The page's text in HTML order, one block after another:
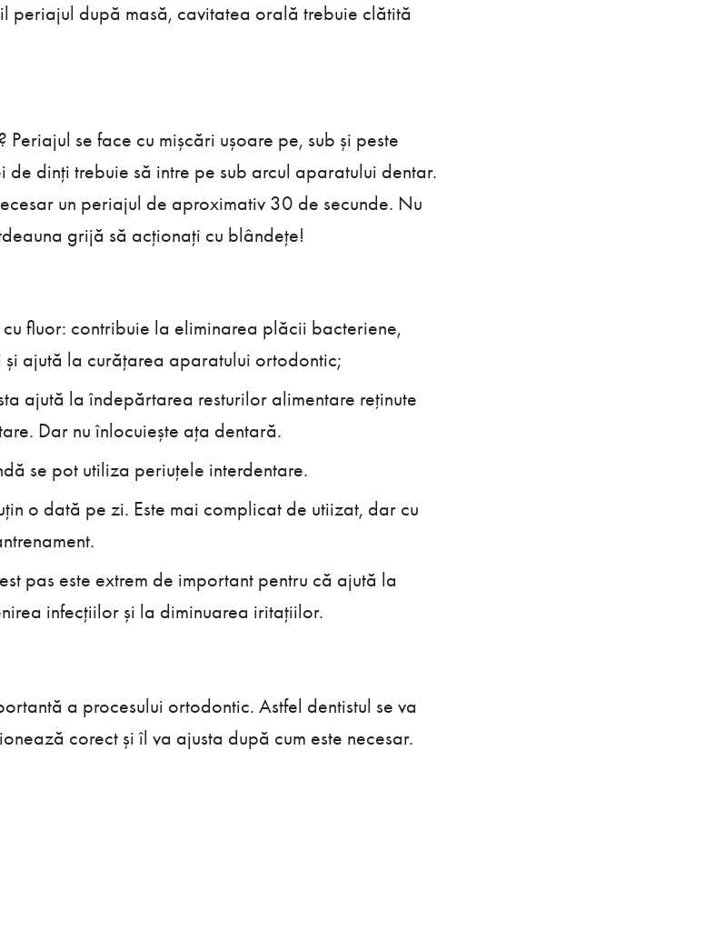
periajul după masă, cavitatea orală trebuie clătită
se face cu mișcări ușoare pe, sub și peste
dinți trebuie să intre pe sub arcul aparatului dentar.
un periajul de aproximativ 30 de secunde. Nu
grijă să acționați cu blândețe!
fluor: contribuie la eliminarea plăcii bacteriene,
ajută la curățarea aparatului ortodontic;
ajută la îndepărtarea resturilor alimentare reţinute
Dar nu înlocuiește ața dentară.
se pot utiliza periuțele interdentare.
o dată pe zi. Este mai complicat de utiizat, dar cu
pas este extrem de important pentru că ajută la
infecțiilor și la diminuarea iritațiilor.
a procesului ortodontic. Astfel dentistul se va
corect și îl va ajusta după cum este necesar.